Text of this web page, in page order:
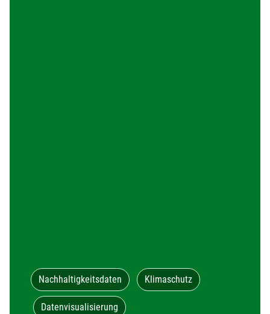
Nachhaltigkeitsdaten Klimaschutz
Datenvisualisierung